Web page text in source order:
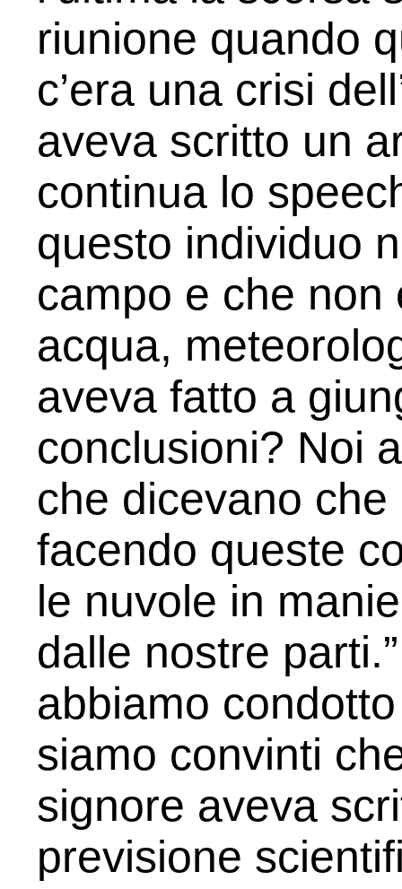
riunione quando
c’era una crisi
aveva scritto un
continua lo
questo individuo
campo e che
acqua,
aveva fatto a
conclusioni? Noi
che dicevano
facendo queste
le nuvole in
dalle nostre
abbiamo
siamo convinti
signore aveva
previsione